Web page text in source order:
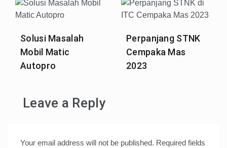
Solusi Masalah
Mobil Matic
Autopro
Perpanjang STNK
Cempaka Mas
2023
Leave a Reply
Your email address will not be published. Required fields